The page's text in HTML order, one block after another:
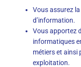
Vous assurez
d’information.
Vous apportez
informatiques
métiers et ainsi
exploitation.